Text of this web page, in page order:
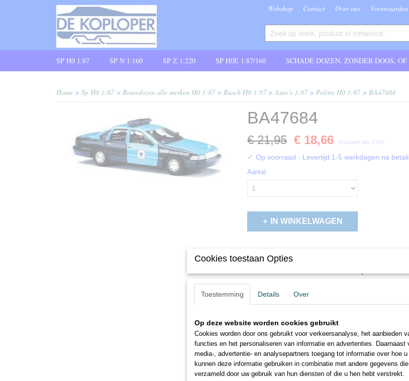
Webshop Contact Over ons Voorwaarden
SP H0 1:87 SP N 1:160 SP Z 1:220 SP H0E 1:87/160 SCHADE DOZEN, ZONDER DOOS,
Home > Sp H0 1:87> Bouwdozen alle merken H0 1:87> Busch H0 1:87>Auto's 1:87> Politie H0 1:87> BA47684
BA47684
€ 21,95 € 18,66 (inclusief btw 21%)
✓ Op voorraad - Levertijd 1-5 werkdagen na
Aantal
IN WINKELWAGEN
Omschrijving
Busch 47684 H0 Chevrolet Caprice US
Cookies toestaan Opties
Toestemming Details Over
Op deze website worden cookies gebruikt
Cookies worden door ons gebruikt voor verkeersanalyse, het aanbieden
functies en het personaliseren van informatie en advertenties. Daarnaast
media-, advertentie- en analysepartners toegang tot informatie over hoe
kunnen deze informatie gebruiken in combinatie met andere gegevens
verzameld door uw gebruik van hun diensten of die u hen hebt verstrekt.